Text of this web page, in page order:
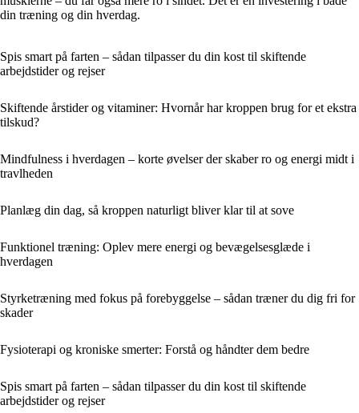
din træning og din hverdag.
Spis smart på farten – sådan tilpasser du din kost til skiftende
arbejdstider og rejser
Skiftende årstider og vitaminer: Hvornår har kroppen brug for et ekstra
tilskud?
Mindfulness i hverdagen – korte øvelser der skaber ro og energi midt i
travlheden
Planlæg din dag, så kroppen naturligt bliver klar til at sove
Funktionel træning: Oplev mere energi og bevægelsesglæde i
hverdagen
Styrketræning med fokus på forebyggelse – sådan træner du dig fri for
skader
Fysioterapi og kroniske smerter: Forstå og håndter dem bedre
Spis smart på farten – sådan tilpasser du din kost til skiftende
arbejdstider og rejser